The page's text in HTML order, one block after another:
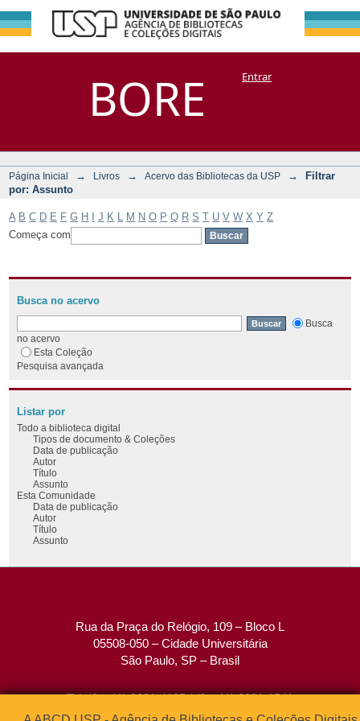
BORE
Filtrar por:
Assunto
DSpace/Manakin + CoriscoEntrar
Página Inicial → Livros → Acervo das Bibliotecas da USP →
Filtrar
por: Assunto
A B C D E F G H J K M N O P Q R S T U V W X Y Z
Começa com
Busca no acervo
Busca
no acervo
Esta Coleção
Pesquisa avançada
Listar por
Todo a biblioteca digital
Tipos de documento & Coleções
Data de publicação
Autor
Título
Assunto
Esta Comunidade
Data de publicação
Autor
Título
Assunto
Rua da Praça do Relógio, 109 – Bloco L
05508-050 – Cidade Universitária
São Paulo, SP – Brasil
Tel: (0xx11) 3091-4195 / (0xx11) 3091-1541
Fax: (0xx11) 3091-1567